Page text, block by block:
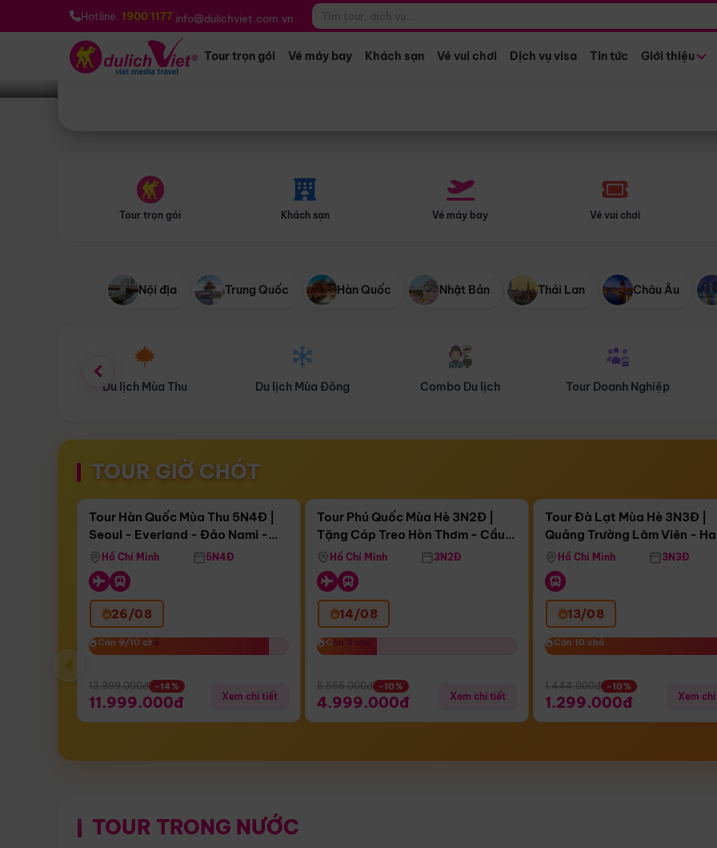
Hotline: 1900 1177 info@dulichviet.com.vn
Tour trọn gói Vé máy bay Khách sạn Vé vui chơi Dịch vụ visa Tin tức Giới thiệu
Bạn muốn đi đâu? *
Tour trọn gói Khách sạn Vé máy bay Vé vui chơi
Nội địa Trung Quốc Hàn Quốc Nhật Bản Thái Lan Châu Âu
Du lịch Mùa Đông Combo Du lịch Tour Doanh Nghiệp Du lịch Hành Hương
TOUR GIỜ CHÓT
Còn17 ngày 17:09:16
Bay Sun Phuquoc Airways
Điểm nổi bật
Tour Hàn Quốc Mùa Thu 5N4Đ |
Seoul - Everland - Đảo Nami -
Tháp Namsan (Bay Sun Phuquoc
Airways)
Hồ Chí Minh 5N4Đ
26/08
Còn 9/10 chỗ
Còn 9/10 chỗ
13.999.000đ -14%
11.999.000đ Xem chi tiết
Còn05 ngày 17:09:16
Tặng Cáp Treo Hòn Thơm
Tour Phú Quốc Mùa Hè 3N2Đ |
Tặng Cáp Treo Hòn Thơm - Cầu
Hôn - Công Viên Nước Aquatopia
Hồ Chí Minh 3N2Đ
14/08
Còn 3 chỗ
Còn 3 chỗ
5.555.000đ -10%
4.999.000đ Xem chi tiết
Còn04 ngày 17:09:16
Tour Đà Lạt Mùa Hè 3N3Đ |
Quảng Trường Lâm Viên -
Hill - Puppy Farm
Hồ Chí Minh 3N3Đ
13/08
Còn 10 chỗ
Còn 10 chỗ
1.444.000đ -10%
1.299.000đ Xem
‹
TOUR TRONG NƯỚC
Điểm nổi bật